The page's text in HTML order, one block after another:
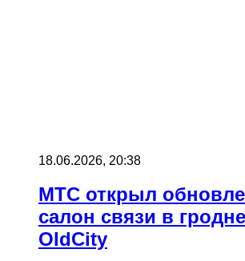
18.06.2026, 20:38
МТС открыл
салон связи в
OldCity